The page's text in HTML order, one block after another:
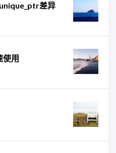
差异
使用